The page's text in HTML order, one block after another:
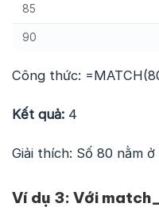
85
90
Công thức:
Kết quả: 4
Giải thích: Số 80 nằm
Ví dụ 3: Với